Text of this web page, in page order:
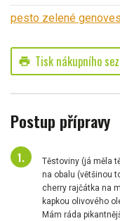
pesto zelené
print Tisk nákupního
Postup přípravy
Těstoviny (já měla
na obalu (většinou
cherry rajčátka na
kapkou olivového
Mám ráda